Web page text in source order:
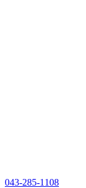
043-285-1108